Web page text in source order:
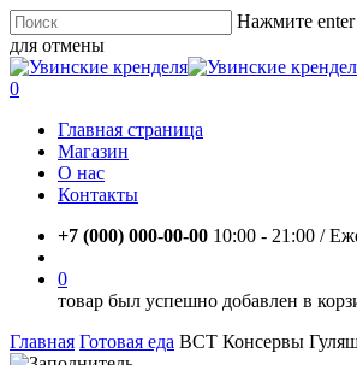
Skip
to
main
content
Нажмите enter
для отмены
Close
Search
account
0
Главная страница
Магазин
О нас
Контакты
+7 (000) 000-00-00 10:00 - 21:00 /
0
товар был успешно добавлен в
Главная Готовая еда ВСТ Консервы